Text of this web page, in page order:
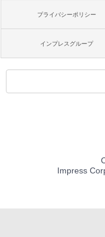
プライバシーポリシー
インプレスグループ
Impress